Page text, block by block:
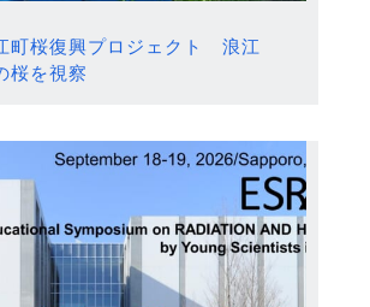
町桜復興プロジェクト 浪江
桜を視察